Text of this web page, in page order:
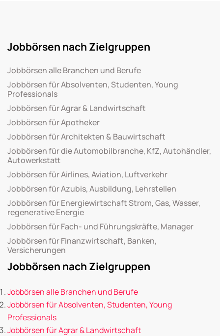
Jobbörsen nach Zielgruppen
Jobbörsen alle Branchen und Berufe
Jobbörsen für Absolventen, Studenten, Young
Professionals
Jobbörsen für Agrar & Landwirtschaft
Jobbörsen für Apotheker
Jobbörsen für Architekten & Bauwirtschaft
Jobbörsen für die Automobilbranche, KfZ, Autohändler,
Autowerkstatt
Jobbörsen für Airlines, Aviation, Luftverkehr
Jobbörsen für Azubis, Ausbildung, Lehrstellen
Jobbörsen für Energiewirtschaft Strom, Gas, Wasser,
regenerative Energie
Jobbörsen für Fach- und Führungskräfte, Manager
Jobbörsen für Finanzwirtschaft, Banken,
Versicherungen
Jobbörsen nach Zielgruppen
Jobbörsen alle Branchen und Berufe
Jobbörsen für Absolventen, Studenten, Young
Professionals
Jobbörsen für Agrar & Landwirtschaft